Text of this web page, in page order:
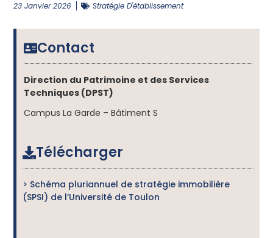
23 Janvier 2026 Stratégie D'établissement
Contact
Direction du Patrimoine et des Services
Techniques (DPST)
Campus La Garde – Bâtiment S
Télécharger
> Schéma pluriannuel de stratégie immobilière
(SPSI) de l’Université de Toulon